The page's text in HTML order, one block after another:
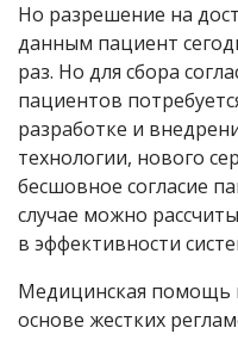
Но разрешение на
данным пациент
раз. Но для сбора
пациентов
разработке и
технологии, нового
бесшовное согласие
случае можно
в эффективности
Медицинская помощь
основе жестких